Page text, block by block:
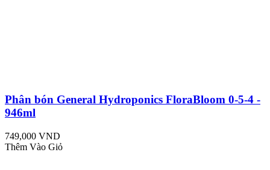
Phân bón General Hydroponics FloraBloom 0-5-4 -
946ml
749,000 VND
Thêm Vào Giỏ